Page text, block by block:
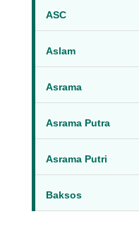
ASC
Aslam
Asrama
Asrama Putra
Asrama Putri
Baksos